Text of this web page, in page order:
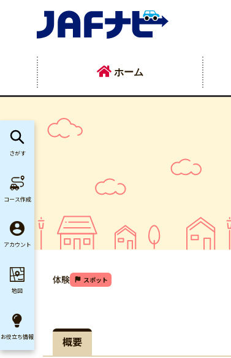
ホーム
体験 スポット
概要
さがす
コース作成
アカウント
地図
お役立ち情報